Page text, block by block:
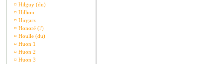
¤ Hilguy (du)
¤ Hillion
¤ Hirgarz
¤ Honoré (l')
¤ Houlle (du)
¤ Huon 1
¤ Huon 2
¤ Huon 3